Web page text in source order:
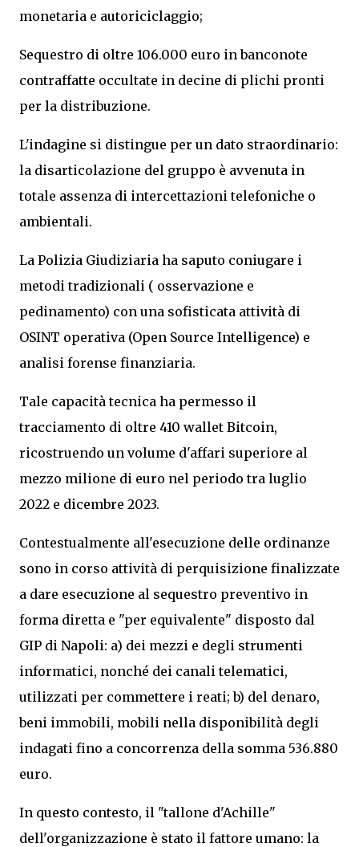
monetaria e autoriciclaggio;
Sequestro di oltre 106.000 euro in banconote
contraffatte occultate in decine di plichi pronti
per la distribuzione.
L'indagine si distingue per un dato straordinario:
la disarticolazione del gruppo è avvenuta in
totale assenza di intercettazioni telefoniche o
ambientali.
La Polizia Giudiziaria ha saputo coniugare i
metodi tradizionali ( osservazione e
pedinamento) con una sofisticata attività di
OSINT operativa (Open Source Intelligence) e
analisi forense finanziaria.
Tale capacità tecnica ha permesso il
tracciamento di oltre 410 wallet Bitcoin,
ricostruendo un volume d'affari superiore al
mezzo milione di euro nel periodo tra luglio
2022 e dicembre 2023.
Contestualmente all'esecuzione delle ordinanze
sono in corso attività di perquisizione finalizzate
a dare esecuzione al sequestro preventivo in
forma diretta e "per equivalente" disposto dal
GIP di Napoli: a) dei mezzi e degli strumenti
informatici, nonché dei canali telematici,
utilizzati per commettere i reati; b) del denaro,
beni immobili, mobili nella disponibilità degli
indagati fino a concorrenza della somma 536.880
euro.
In questo contesto, il "tallone d'Achille"
dell'organizzazione è stato il fattore umano: la